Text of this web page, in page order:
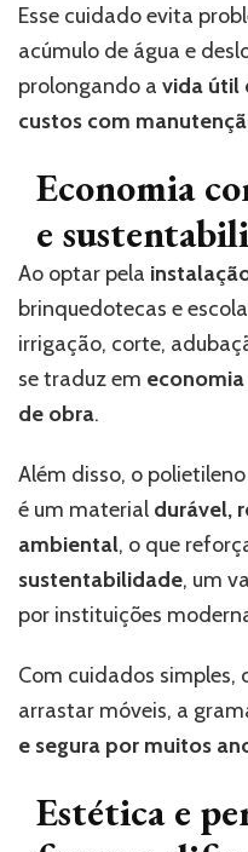
Esse cuidado evita
acúmulo de água e
prolongando a vida útil
custos com
Economia
e
Ao optar pela
brinquedotecas e
irrigação, corte,
se traduz em
de obra.
Além disso, o
é um material durável,
ambiental, o que
sustentabilidade, um
por instituições
Com cuidados simples,
arrastar móveis, a
e segura por muitos
Estética e